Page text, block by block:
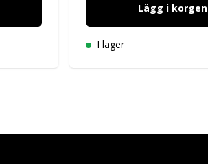
Lägg i korgen
I lager